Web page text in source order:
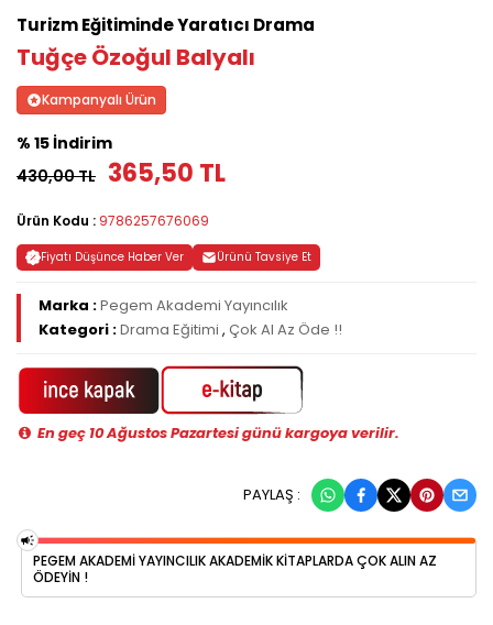
Turizm Eğitiminde Yaratıcı Drama
Tuğçe Özoğul Balyalı
Kampanyalı Ürün
% 15 İndirim
430,00 TL 365,50 TL
Ürün Kodu : 9786257676069
Fiyatı Düşünce Haber Ver Ürünü Tavsiye Et
Marka :Pegem Akademi Yayıncılık
Kategori :Drama Eğitimi , Çok Al Az Öde !!
En geç 10 Ağustos Pazartesi günü kargoya verilir.
PAYLAŞ :
PEGEM AKADEMI YAYINCILIK AKADEMIK KITAPLARDA ÇOK ALIN AZ
ÖDEYIN !